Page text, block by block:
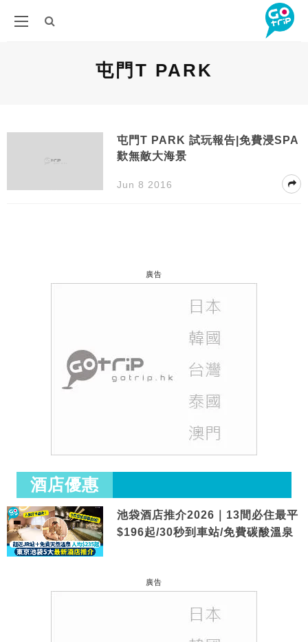
屯門T PARK
屯門T PARK 試玩報告|免費浸SPA
歎無敵大海景
Jun 8 2016
廣告
酒店優惠
池袋酒店推介2026｜13間必住最平
$196起/30秒到車站/免費碳酸溫泉
廣告